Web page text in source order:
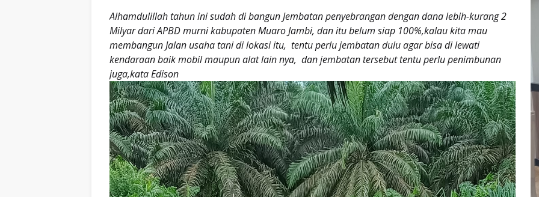
Alhamdulillah tahun ini sudah di bangun Jembatan penyebrangan dengan dana lebih-kurang 2
Milyar dari APBD murni kabupaten Muaro Jambi, dan itu belum siap 100%,kalau kita mau
membangun Jalan usaha tani di lokasi itu, tentu perlu jembatan dulu agar bisa di lewati
kendaraan baik mobil maupun alat lain nya, dan jembatan tersebut tentu perlu penimbunan
juga,kata Edison